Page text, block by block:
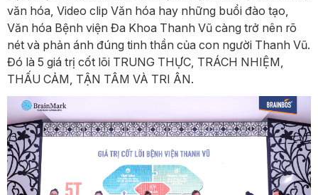
văn hóa, Video clip Văn hóa hay những buổi đào tạo,
Văn hóa Bệnh viện Đa Khoa Thanh Vũ càng trở nên rõ
nét và phản ánh đúng tinh thần của con người Thanh Vũ.
Đó là 5 giá trị cốt lõi TRUNG THỰC, TRÁCH NHIỆM,
THẤU CẢM, TẬN TÂM VÀ TRI ÂN.